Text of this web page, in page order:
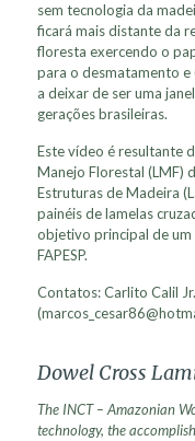
sem tecnologia da
ficará mais distante da
floresta exercendo o
para o desmatamento
a deixar de ser uma
gerações brasileiras.
Este vídeo é resultante
Manejo Florestal (LMF)
Estruturas de Madeira
painéis de lamelas
objetivo principal de um
FAPESP.
Contatos: Carlito Calil
Dowel Cross
The INCT – Amazonian
technology, the